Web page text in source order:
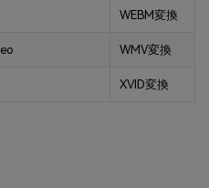
WEBM変換
WMV変換
XVID変換